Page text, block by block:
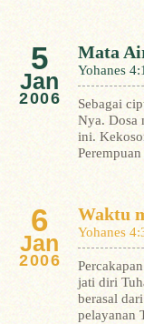
5
Jan
2006
Mata
Yohanes
Sebagai
Nya. Dosa
ini.
6
Jan
2006
Waktu
Yohanes
jati diri
berasal
pelayanan